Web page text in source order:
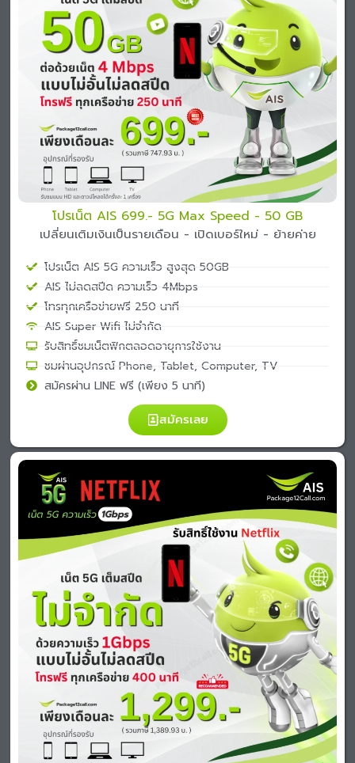
โปรเน็ต AIS 699.- 5G Max Speed - 50 GB
เปลี่ยนเติมเงินเป็นรายเดือน - เปิดเบอร์ใหม่ - ย้ายค่าย
โปรเน็ต AIS 5G ความเร็ว สูงสุด 50GB
AIS ไม่ลดสปีด ความเร็ว 4Mbps
โทรทุกเครือข่ายฟรี 250 นาที
AIS Super Wifi ไม่จำกัด
รับสิทธิ์ชมเน็ตฟิกตลอดอายุการใช้งาน
ชมผ่านอุปกรณ์ Phone, Tablet, Computer, TV
สมัครผ่าน LINE ฟรี (เพียง 5 นาที)
สมัครเลย